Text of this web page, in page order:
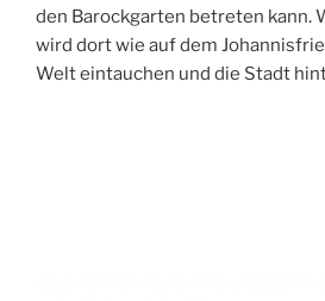
den Barockgarten betreten kann.
wird dort wie auf dem
Welt eintauchen und die Stadt